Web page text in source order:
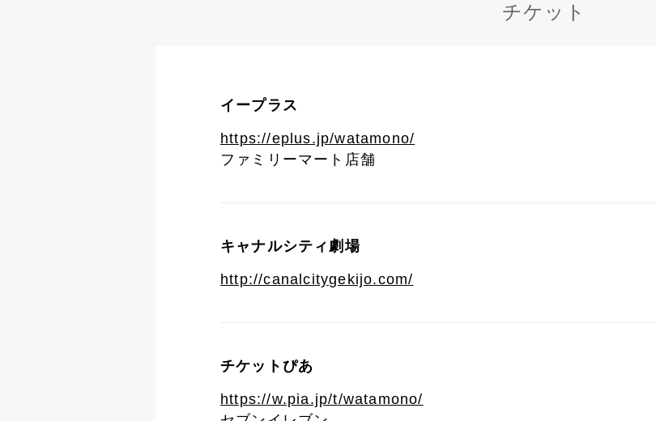
チケット
イープラス
https://eplus.jp/watamono/
ファミリーマート店舗
キャナルシティ劇場
http://canalcitygekijo.com/
チケットぴあ
https://w.pia.jp/t/watamono/